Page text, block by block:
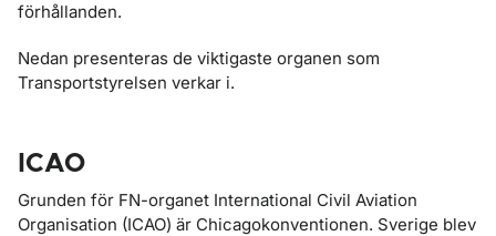
förhållanden.
Nedan presenteras de viktigaste organen som
Transportstyrelsen verkar i.
ICAO
Grunden för FN-organet International Civil Aviation
Organisation (ICAO) är Chicagokonventionen. Sverige blev